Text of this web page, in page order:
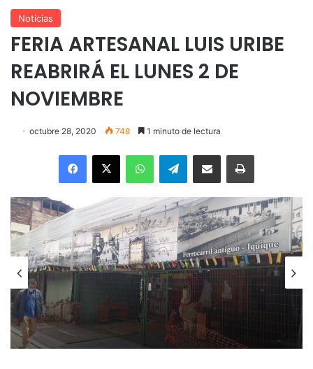
Noticias
FERIA ARTESANAL LUIS URIBE
REABRIRÁ EL LUNES 2 DE
NOVIEMBRE
octubre 28, 2020 748 1 minuto de lectura
Facebook
X WhatsAppTelegramEnviar vía email Imprimir